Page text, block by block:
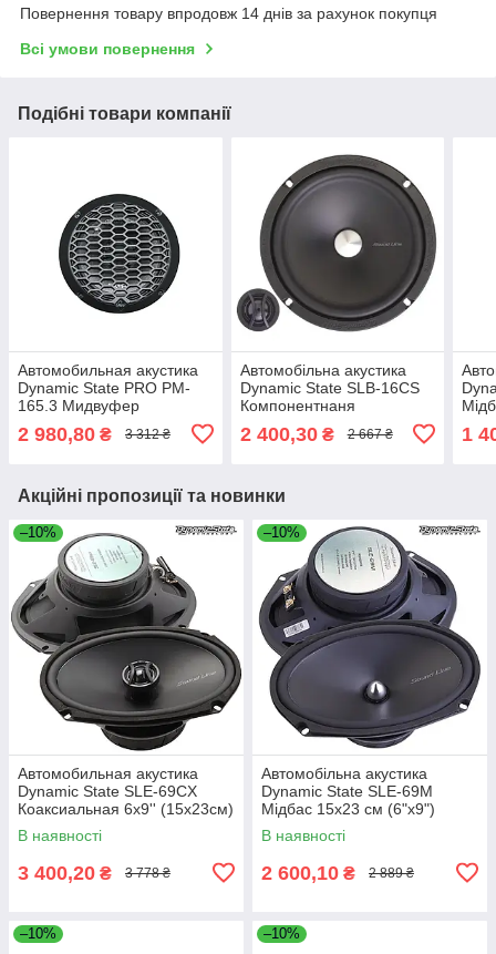
Повернення товару впродовж 14 днів за рахунок покупця
Всі умови повернення
Подібні товари компанії
Автомобильная акустика
Dynamic State PRO PM-
165.3 Мидвуфер
2 980,80 ₴ 3 312 ₴
Автомобільна акустика
Dynamic State SLB-16CS
Компонентнаня
2 400,30₴ 2 667 ₴ 1
Акційні пропозиції та новинки
–10%
Автомобильная акустика
Dynamic State SLE-69CX
Коаксиальная 6x9'' (15х23см)
В наявності
3 400,20 ₴ 3 778 ₴
–10%
Автомобільна акустика
Dynamic State SLE-69M
Мідбас 15x23 см (6"x9")
В наявності
2 600,10 ₴ 2 889 ₴
–10% –10%